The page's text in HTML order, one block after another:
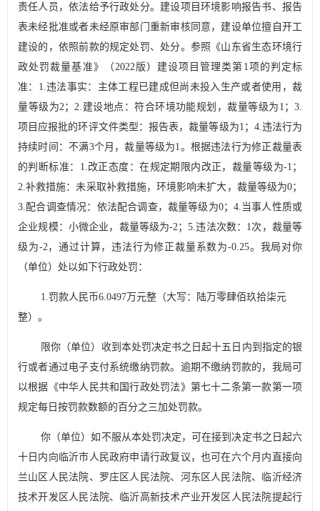
责任人员，依法给予行政处分。建设项目环境影响报告书、报告
表未经批准或者未经原审部门重新审核同意，建设单位擅自开工
建设的，依照前款的规定处罚、处分。 参照《山东省生态环境行
政处罚裁量基准》（2022版）建设项目管理类第 1项的判定标
准： 1.违法事实：主体工程已建成但尚未投入生产或者使用，裁
量等级为2；2. 建设地点：符合环境功能规划，裁量等级为 1 ； 3.
项目应报批的环评文件类型：报告表，裁量等级为1 ； 4.违法行为
持续时间：不满3个月，裁量等级为1。根据违法行为修正裁量表
的判断标准： 1.改正态度：在规定期限内改正，裁量等级为-1 ；
2.补救措施：未采取补救措施，环境影响未扩大，裁量等级为0；
3.配合调查情况：依法配合调查，裁量等级为0； 4. 当事人性质或
企业规模：小微企业，裁量等级为-2；5.违法次数： 1次，裁量等
级为-2，通过计算，违法行为修正裁量系数为-0.25。我局对你
（单位）处以如下行政处罚：
1.罚款人民币6.0497万元整 （大写：
陆万零肆佰玖拾柒元
整）。
限你（单位）收到本处罚决定书之日起十五日内到指定的银
行或者通过电子支付系统缴纳罚款。逾期不缴纳罚款的，我局可
以根据《中华人民共和国行政处罚法》第七十二条第一款第一项
规定每日按罚款数额的百分之三加处罚款。
你（单位）如 不服从本处罚决定，可在接到决定书之日起六
十日内向临沂市人民政府申请行政复议，也可在六个月内直接向
兰山区 人民法院、罗庄区人民法院、河东区人民法院、临沂经济
技术开发区人民法院、临沂高新技术产业开发区人民法院提起行